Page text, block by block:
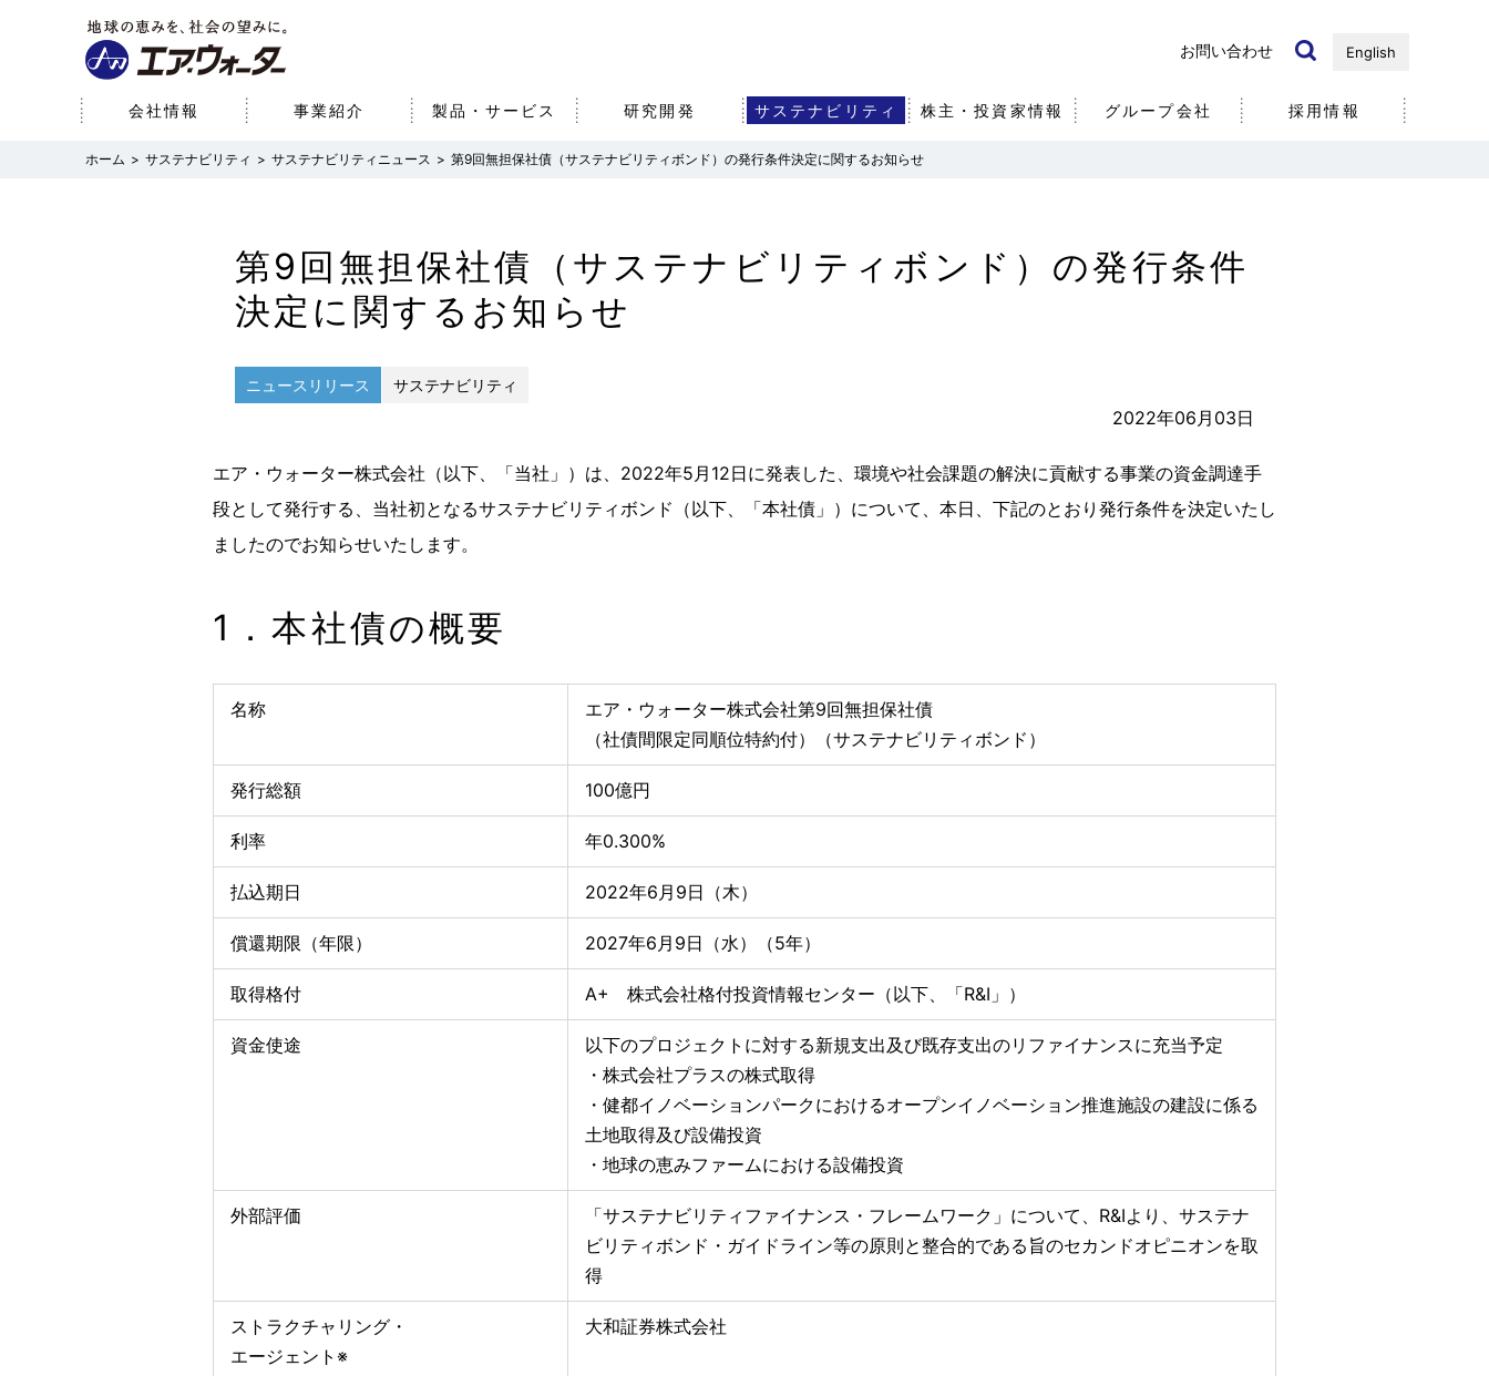
サステナビリティ サステナビリティニュース 第9回無担保社債（サステナビリティボンド）の発行条件決定に関するお知らせ
第9回無担保社債（サステナビリティボンド）の発行条件
決定に関するお知らせ
ニュースリリース サステナビリティ
2022年06月03日
エア・ウォーター株式会社（以下、「当社」）は、2022年5月12日に発表した、環境や社会課題の解決に貢献する事業の資金調達手
段として発行する、当社初となるサステナビリティボンド（以下、「本社債」）について、本日、下記のとおり発行条件を決定いたし
ましたのでお知らせいたします。
1．本社債の概要
名称
エア・ウォーター株式会社第9回無担保社債
（社債間限定同順位特約付）（サステナビリティボンド）
発行総額 100億円
利率 年0.300%
払込期日 2022年6月9日（木）
償還期限（年限） 2027年6月9日（水）（5年）
取得格付 A+ 株式会社格付投資情報センター（以下、「R&I」）
資金使途
以下のプロジェクトに対する新規支出及び既存支出のリファイナンスに充当予定
・株式会社プラスの株式取得
・健都イノベーションパークにおけるオープンイノベーション推進施設の建設に係る
土地取得及び設備投資
・地球の恵みファームにおける設備投資
外部評価
「サステナビリティファイナンス・フレームワーク」について、R&Iより、サステナ
ビリティボンド・ガイドライン等の原則と整合的である旨のセカンドオピニオンを取
得
ストラクチャリング・
エージェント※
大和証券株式会社
お問い合わせ English
役員一覧
組織図
グループ会社
動画・広告ギャラリー
会社情報 事業紹介 製品・サービス 研究開発
社会
コーポレート・ガバナンス
サステナビリティ 株主・投資家情報 グループ会社 採用情報